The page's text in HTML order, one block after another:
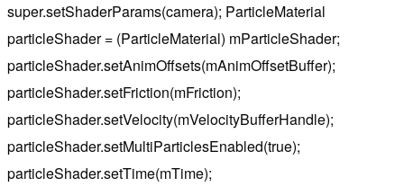
super.setShaderParams(camera); ParticleMaterial
particleShader = (ParticleMaterial) mParticleShader;
particleShader.setAnimOffsets(mAnimOffsetBuffer);
particleShader.setFriction(mFriction);
particleShader.setVelocity(mVelocityBufferHandle);
particleShader.setMultiParticlesEnabled(true);
particleShader.setTime(mTime);